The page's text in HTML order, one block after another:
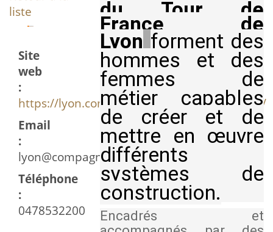
liste
Site
web
:
https://lyon.compagnonsdutourdefrance.org/
Email
:
lyon@compagnonsdutourdefrance.org
Téléphone
:
0478532200
du Tour de
France de
Lyon forment des
hommes et des
femmes de
métier capables
de créer et de
mettre en œuvre
différents
systèmes de
construction.
Encadrés et